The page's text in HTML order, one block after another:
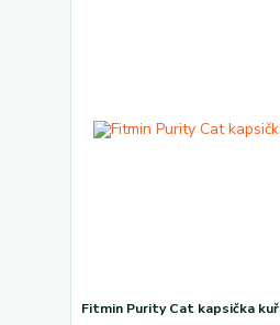
Fitmin Purity Cat kapsička